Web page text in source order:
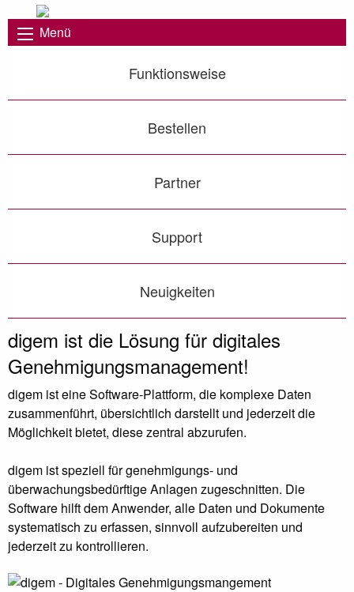
Menü
Funktionsweise
Bestellen
Partner
Support
Neuigkeiten
Vorheriges Bild
◀︎ ▶︎
digem - Digitales Genehmigungsmanagement
Genehmigungs-Kataster immer im Blick!
Nie war es einfacher Genehmigungen digital zu
dokumentieren!
digem ist die Lösung für digitales
Genehmigungsmanagement!
digem ist eine Software-Plattform, die komplexe Daten
zusammenführt, übersichtlich darstellt und jederzeit die
Möglichkeit bietet, diese zentral abzurufen.
digem ist speziell für genehmigungs- und
überwachungsbedürftige Anlagen zugeschnitten. Die
Software hilft dem Anwender, alle Daten und Dokumente
systematisch zu erfassen, sinnvoll aufzubereiten und
jederzeit zu kontrollieren.